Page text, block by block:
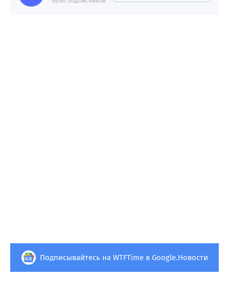
Подписывайтесь на WTFTime в Google.Новости